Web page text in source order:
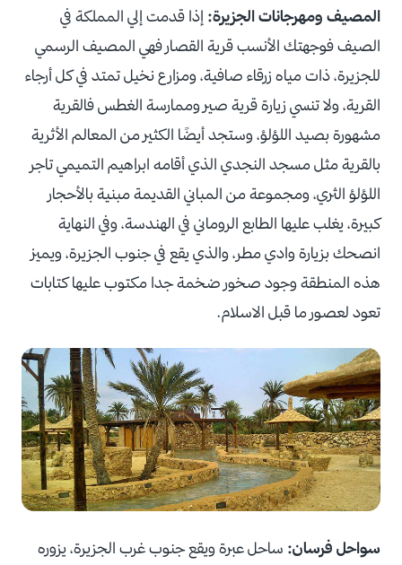
المصيف ومهرجانات الجزيرة: إذا قدمت إلي المملكة في
الصيف فوجهتك الأنسب قرية القصار فهي المصيف الرسمي
للجزيرة، ذات مياه زرقاء صافية، ومزارع نخيل تمتد في كل أرجاء
القرية، ولا تنسي زيارة قرية صير وممارسة الغطس فالقرية
مشهورة بصيد اللؤلؤ، وستجد أيضًا الكثير من المعالم الأثرية
بالقرية مثل مسجد النجدي الذي أقامه ابراهيم التميمي تاجر
اللؤلؤ الثري، ومجموعة من المباني القديمة مبنية بالأحجار
كبيرة، يغلب عليها الطابع الروماني في الهندسة، وفي النهاية
انصحك بزيارة وادي مطر، والذي يقع في جنوب الجزيرة، ويميز
هذه المنطقة وجود صخور ضخمة جدا مكتوب عليها كتابات
تعود لعصور ما قبل الاسلام.
سواحل فرسان: ساحل عبرة ويقع جنوب غرب الجزيرة، يزوره